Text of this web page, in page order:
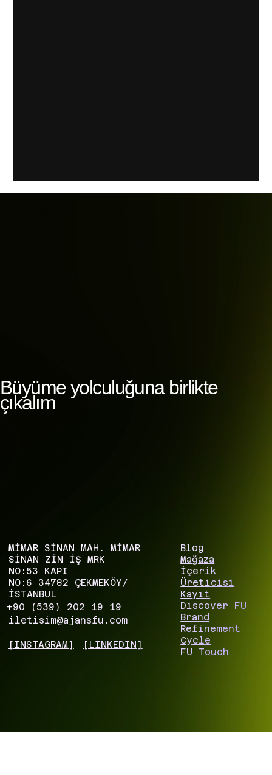
Büyüme yolculuğuna birlikte
çıkalım
MİMAR SİNAN MAH. MİMAR
SİNAN ZIN İŞ MRK
NO:53 KAPI
NO:6 34782 ÇEKMEKÖY/
İSTANBUL
+90 (539) 202 19 19
iletisim@ajansfu.com
[INSTAGRAM] [LINKEDIN]
Blog
Mağaza
İçerik
Üreticisi
Kayıt
Discover FU
Brand
Refinement
Cycle
FU Touch